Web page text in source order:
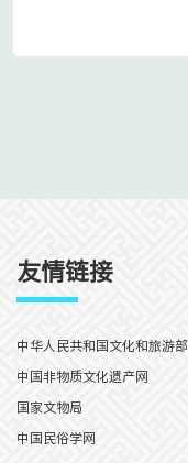
友情链接
中华人民共和国文化和旅游部
中国非物质文化遗产网
国家文物局
中国民俗学网